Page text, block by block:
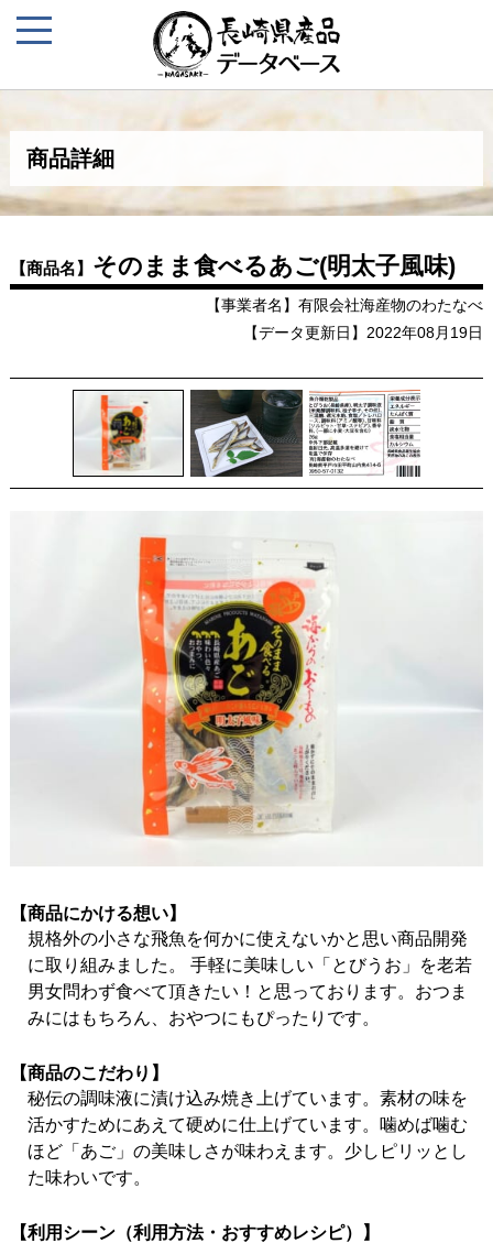
商品詳細
【商品名】 そのまま食べるあご(明太子風味)
【事業者名】有限会社海産物のわたなべ
【データ更新日】2022年08月19日
【商品にかける想い】
規格外の小さな飛魚を何かに使えないかと思い商品開発
に取り組みました。 手軽に美味しい「とびうお」を老若
男女問わず食べて頂きたい！と思っております。おつま
みにはもちろん、おやつにもぴったりです。
【商品のこだわり】
秘伝の調味液に漬け込み焼き上げています。素材の味を
活かすためにあえて硬めに仕上げています。噛めば噛む
ほど「あご」の美味しさが味わえます。少しピリッとし
た味わいです。
【利用シーン（利用方法・おすすめレシピ）】